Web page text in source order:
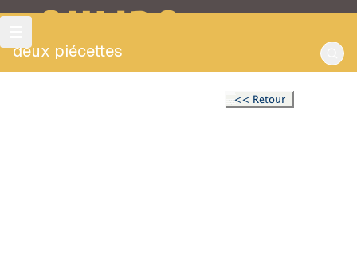
OULIPO
deux piécettes